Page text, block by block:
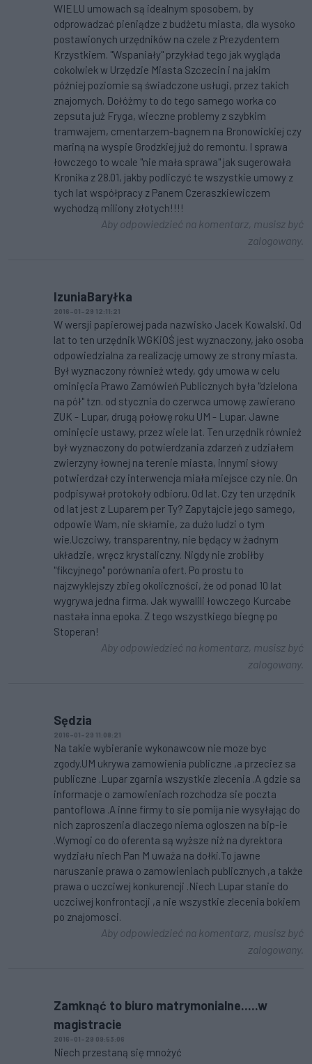
WIELU umowach są idealnym sposobem, by
odprowadzać pieniądze z budżetu miasta, dla wysoko
postawionych urzędników na czele z Prezydentem
Krzystkiem. "Wspaniały" przykład tego jak wygląda
cokolwiek w Urzędzie Miasta Szczecin i na jakim
później poziomie są świadczone usługi, przez takich
znajomych. Dołóżmy to do tego samego worka co
zepsuta już Fryga, wieczne problemy z szybkim
tramwajem, cmentarzem-bagnem na Bronowickiej czy
mariną na wyspie Grodzkiej już do remontu. I sprawa
łowczego to wcale "nie mała sprawa" jak sugerowała
Kronika z 28.01, jakby podliczyć te wszystkie umowy z
tych lat współpracy z Panem Czeraszkiewiczem
wychodzą miliony złotych!!!!
Aby odpowiedzieć na komentarz, musisz być
zalogowany.
IzuniaBaryłka
2016-01-29 12:11:21
W wersji papierowej pada nazwisko Jacek Kowalski. Od
lat to ten urzędnik WGKiOŚ jest wyznaczony, jako osoba
odpowiedzialna za realizację umowy ze strony miasta.
Był wyznaczony również wtedy, gdy umowa w celu
ominięcia Prawo Zamówień Publicznych była "dzielona
na pół" tzn. od stycznia do czerwca umowę zawierano
ZUK - Lupar, drugą połowę roku UM - Lupar. Jawne
ominięcie ustawy, przez wiele lat. Ten urzędnik również
był wyznaczony do potwierdzania zdarzeń z udziałem
zwierzyny łownej na terenie miasta, innymi słowy
potwierdzał czy interwencja miała miejsce czy nie. On
podpisywał protokoły odbioru. Od lat. Czy ten urzędnik
od lat jest z Luparem per Ty? Zapytajcie jego samego,
odpowie Wam, nie skłamie, za dużo ludzi o tym
wie.Uczciwy, transparentny, nie będący w żadnym
układzie, wręcz krystaliczny. Nigdy nie zrobiłby
"fikcyjnego" porównania ofert. Po prostu to
najzwyklejszy zbieg okoliczności, że od ponad 10 lat
wygrywa jedna firma. Jak wywalili łowczego Kurcabe
nastała inna epoka. Z tego wszystkiego biegnę po
Stoperan!
Aby odpowiedzieć na komentarz, musisz być
zalogowany.
Sędzia
2016-01-29 11:08:21
Na takie wybieranie wykonawcow nie moze byc
zgody.UM ukrywa zamowienia publiczne ,a przeciez sa
publiczne .Lupar zgarnia wszystkie zlecenia .A gdzie sa
informacje o zamowieniach rozchodza sie poczta
pantoflowa .A inne firmy to sie pomija nie wysyłając do
nich zaproszenia dlaczego niema ogloszen na bip-ie
.Wymogi co do oferenta są wyższe niż na dyrektora
wydziału niech Pan M uważa na dołki.To jawne
naruszanie prawa o zamowieniach publicznych ,a także
prawa o uczciwej konkurencji .Niech Lupar stanie do
uczciwej konfrontacji ,a nie wszystkie zlecenia bokiem
po znajomosci.
Aby odpowiedzieć na komentarz, musisz być
zalogowany.
Zamknąć to biuro matrymonialne.....w
magistracie
2016-01-29 09:53:06
Niech przestaną się mnożyć